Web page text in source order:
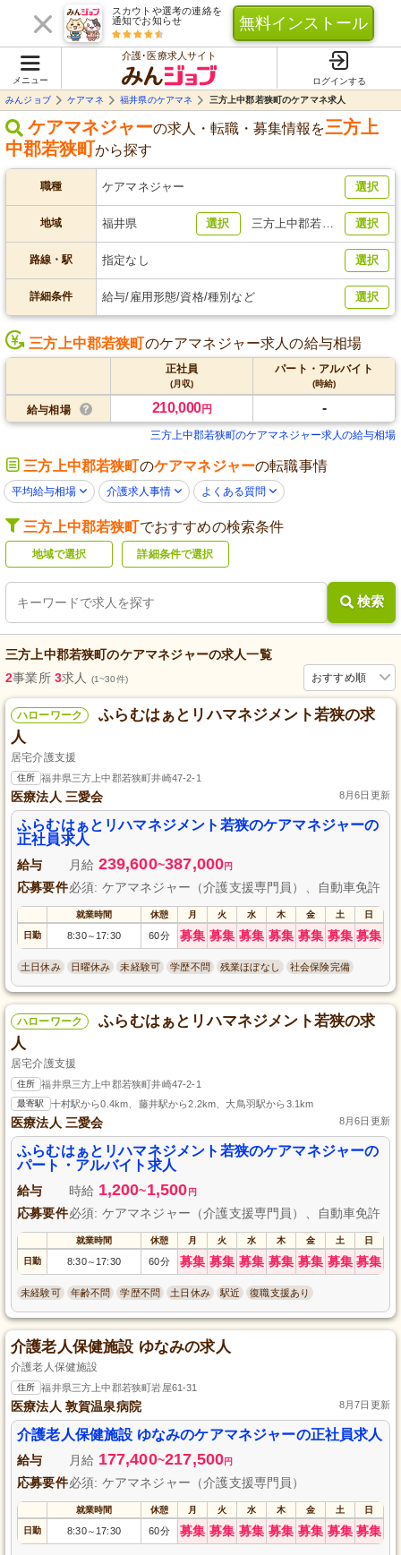
スカウトや選考の連絡を
通知でお知らせ
無料インストール
メニュー
介護･医療求人サイト
ログインする
みんジョブ
ケアマネ 福井県のケアマネ 三方上中郡若狭町のケアマネ求人
ケアマネジャーの求人・転職・募集情報を三方上
中郡若狭町から探す
職種 ケアマネジャー 選択
地域 福井県 選択 選択
路線・駅 指定なし 選択
詳細条件 給与/雇用形態/資格/種別など 選択
三方上中郡若狭町のケアマネジャー求人の給与相場
正社員
(月収)
パート・アルバイト
(時給)
給与相場 210,000円 -
三方上中郡若狭町のケアマネジャー求人の給与相場
三方上中郡若狭町のケアマネジャーの転職事情
平均給与相場 介護求人事情 よくある質問
三方上中郡若狭町でおすすめの検索条件
地域で選択 詳細条件で選択
検索
三方上中郡若狭町のケアマネジャーの求人一覧
おすすめ順
2事業所 3求人 (1~30件)
ハローワーク
ふらむはぁとリハマネジメント若狭の求
人
居宅介護支援
住所 福井県三方上中郡若狭町井崎47-2-1
医療法人 三愛会 8月6日更新
ふらむはぁとリハマネジメント若狭のケアマネジャーの
正社員求人
給与 月給 239,600~387,000円
応募要件必須: ケアマネジャー（介護支援専門員）、自動車免許
就業時間 休憩 月 火 水 木 金 土 日
日勤 8:30～ 17:30 60分 募集 募集 募集 募集 募集 募集 募集
土日休み 日曜休み 未経験可 学歴不問 残業ほぼなし 社会保険完備
ハローワーク
ふらむはぁとリハマネジメント若狭の求
人
居宅介護支援
住所 福井県三方上中郡若狭町井崎47-2-1
最寄駅 十村駅から0.4km、藤井駅から2.2km、大鳥羽駅から3.1km
医療法人 三愛会 8月6日更新
ふらむはぁとリハマネジメント若狭のケアマネジャーの
パート・アルバイト求人
給与 時給 1,200~1,500 円
応募要件必須: ケアマネジャー（介護支援専門員）、自動車免許
就業時間 休憩 月 火 水 木 金 土 日
日勤 8:30～ 17:30 60分 募集 募集 募集 募集 募集 募集 募集
未経験可 年齢不問 学歴不問 土日休み 駅近 復職支援あり
介護老人保健施設 ゆなみの求人
介護老人保健施設
住所 福井県三方上中郡若狭町岩屋61-31
医療法人 敦賀温泉病院 8月7日更新
介護老人保健施設 ゆなみのケアマネジャーの正社員求人
給与 月給 177,400~217,500円
応募要件必須: ケアマネジャー（介護支援専門員）
就業時間 休憩 月 火 水 木 金 土 日
日勤 8:30～ 17:30 60分 募集 募集 募集 募集 募集 募集 募集